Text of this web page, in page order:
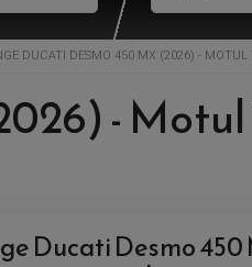
CONNEXION
DUCATI DESMO 450 MX (2026) -
- Motul
Ducati Desmo